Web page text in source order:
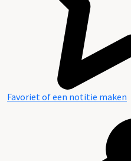
Favoriet of een notitie maken